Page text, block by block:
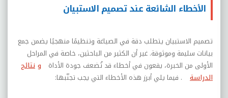
الأخطاء الشائعة عند تصميم الاستبيان
تصميم الاستبيان يتطلب دقة في الصياغة وتنظيمًا منهجيًا يضمن جمع
بيانات سليمة وموثوقة. غير أن الكثير من الباحثين، خاصة في المراحل
الأولى من الخبرة، يقعون في أخطاء قد تُضعف جودة الأداة
و نتائج
الدراسة
. فيما يلي أبرز هذه الأخطاء التي يجب تجنّبها: